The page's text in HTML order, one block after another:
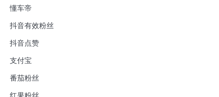
懂车帝
抖音有效粉丝
抖音点赞
支付宝
番茄粉丝